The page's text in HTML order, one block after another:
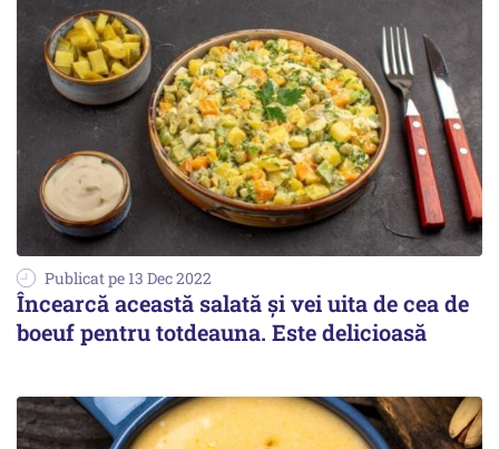
Publicat pe 13 Dec 2022
Încearcă această salată și vei uita de cea de
boeuf pentru totdeauna. Este delicioasă